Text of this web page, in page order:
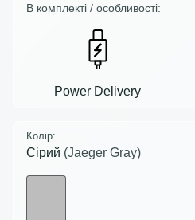
В комплекті / особливості:
Power Delivery
Колір:
Сірий (Jaeger Gray)